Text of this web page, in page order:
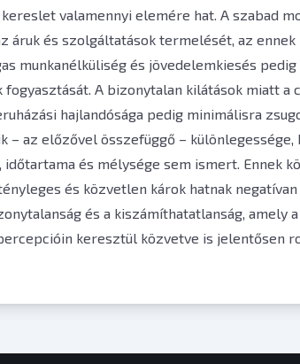
valamennyi elemére hat. A szabad
áruk és szolgáltatások termelését, az
munkanélküliség és jövedelemkiesés
fogyasztását. A bizonytalan kilátások miatt a
hajlandósága pedig minimálisra
– az előzővel összefüggő – különlegessége,
időtartama és mélysége sem ismert. Ennek
és közvetlen károk hatnak negatívan
és a kiszámíthatatlanság, amely
keresztül közvetve is jelentősen